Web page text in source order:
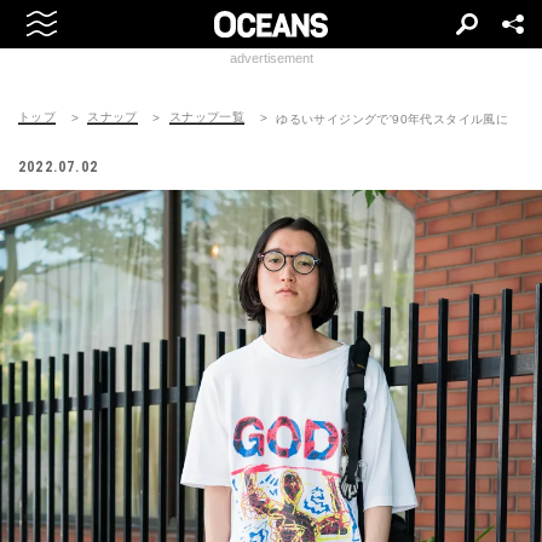
advertisement
トップ スナップ スナップ一覧 ゆるいサイジングで'90年代スタイル風に
2022.07.02